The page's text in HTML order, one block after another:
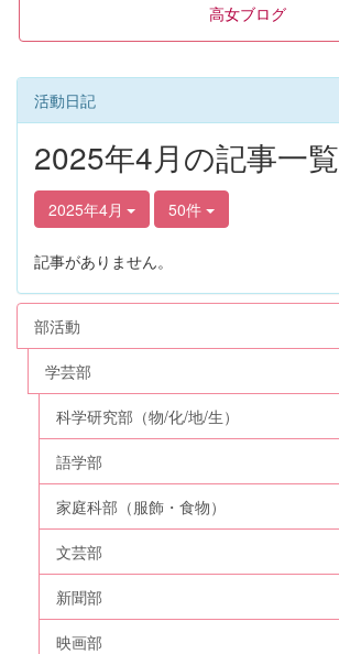
高女ブログ
活動日記
2025年4月の記事一覧
2025年4月 50件
記事がありません。
部活動
学芸部
科学研究部（物/化/地/生）
語学部
家庭科部（服飾・食物）
文芸部
新聞部
映画部